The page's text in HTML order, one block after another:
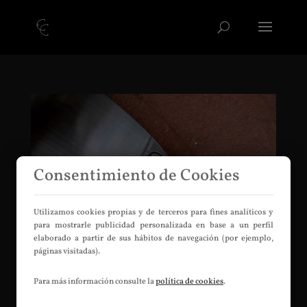
porEfrén Cofiné|Jul 11, 2016
Consentimiento de Cookies
Utilizamos cookies propias y de terceros para fines analíticos y
para mostrarle publicidad personalizada en base a un perfil
elaborado a partir de sus hábitos de navegación (por ejemplo,
páginas visitadas).
Para más información consulte lapolítica de cookies.